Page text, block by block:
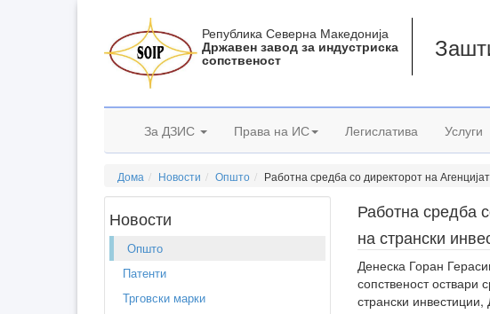
Република Северна Македонија
Државен завод за индустриска
сопственост
За ДЗИС Права на ИС Легислатива Услуги
Дома Новости Општо Работна средба со директорот на
Новости
Општо
Патенти
Трговски марки
Работна средба
на странски
Денеска Горан
сопственост оствари
странски